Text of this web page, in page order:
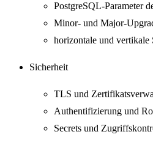
PostgreSQL-Parameter
Minor- und Major-
horizontale und vertikale
Sicherheit
TLS und
Authentifizierung und
Secrets und